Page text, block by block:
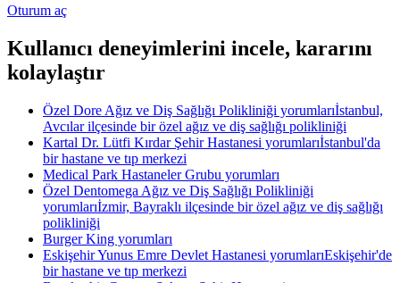
Oturum aç
Kullanıcı deneyimlerini incele, kararını
kolaylaştır
Özel Dore Ağız ve Diş Sağlığı Polikliniği yorumlarıİstanbul,
Avcılar ilçesinde bir özel ağız ve diş sağlığı polikliniği
Kartal Dr. Lütfi Kırdar Şehir Hastanesi yorumlarıİstanbul'da
bir hastane ve tıp merkezi
Medical Park Hastaneler Grubu yorumları
Özel Dentomega Ağız ve Diş Sağlığı Polikliniği
yorumlarıİzmir, Bayraklı ilçesinde bir özel ağız ve diş sağlığı
polikliniği
Burger King yorumları
Eskişehir Yunus Emre Devlet Hastanesi yorumlarıEskişehir'de
bir hastane ve tıp merkezi